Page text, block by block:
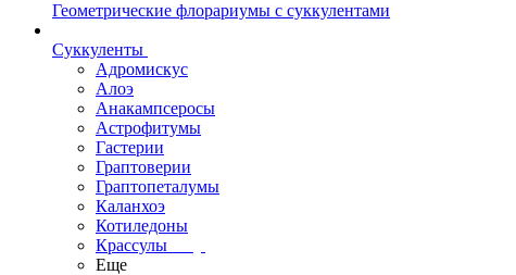
Геометрические флорариумы с суккулентами
Суккуленты
Адромискус
Алоэ
Анакампсеросы
Астрофитумы
Гастерии
Граптоверии
Граптопеталумы
Каланхоэ
Котиледоны
Крассулы
Еще